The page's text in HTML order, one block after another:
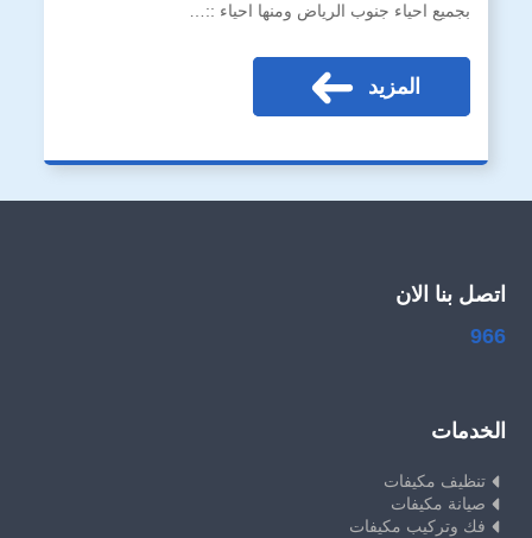
بجميع احياء جنوب الرياض ومنها احياء ::…
المزيد
اتصل بنا الان
966
الخدمات
تنظيف مكيفات
صيانة مكيفات
فك وتركيب مكيفات